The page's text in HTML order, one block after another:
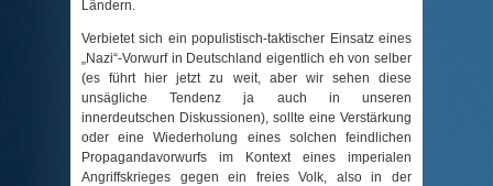
Ländern.
Verbietet sich ein populistisch-taktischer Einsatz eines
Nazi“-Vorwurf in Deutschland eigentlich eh von selber
(es führt hier jetzt zu weit, aber wir sehen diese
unsägliche Tendenz ja auch in unseren
innerdeutschen Diskussionen), sollte eine Verstärkung
oder eine Wiederholung eines solchen feindlichen
Propagandavorwurfs im Kontext eines imperialen
Angriffskrieges gegen ein freies Volk, also in der